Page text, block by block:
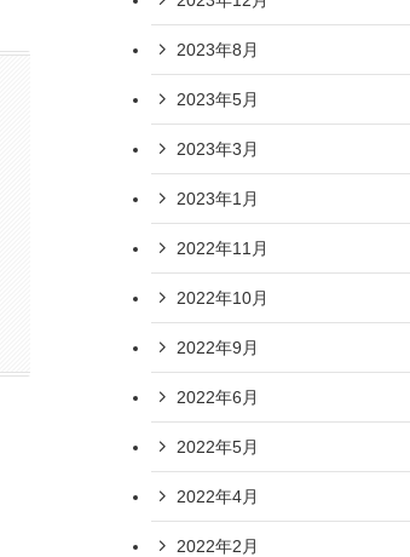
2023年8月
2023年5月
2023年3月
2023年1月
2022年11月
2022年10月
2022年9月
2022年6月
2022年5月
2022年4月
2022年2月